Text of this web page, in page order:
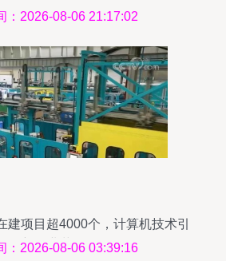
览
：2026-08-06 21:17:02
建项目超4000个，计算机技术引
领新工业革命
：2026-08-06 03:39:16